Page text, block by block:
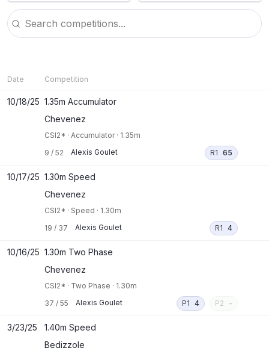
Date Competition
10/18/25 1.35m Accumulator
Chevenez
CSI2* · Accumulator· 1.35m
9 / 52 Alexis Goulet R1 65
10/17/25 1.30m Speed
Chevenez
CSI2* · Speed · 1.30m
19 / 37 Alexis Goulet R1 4
10/16/25 1.30m Two Phase
Chevenez
CSI2* · Two Phase · 1.30m
37 / 55 Alexis Goulet P1 4 P2 -
3/23/25
1.40m Speed
Bedizzole